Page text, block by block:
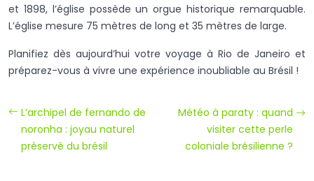
et 1898, l’église possède un orgue historique remarquable.
L’église mesure 75 mètres de long et 35 mètres de large.
Planifiez dès aujourd’hui votre voyage à Rio de Janeiro et
préparez-vous à vivre une expérience inoubliable au Brésil !
L’archipel de fernando de
noronha : joyau naturel
préservé du brésil
Météo à paraty : quand
visiter cette perle
coloniale brésilienne ?